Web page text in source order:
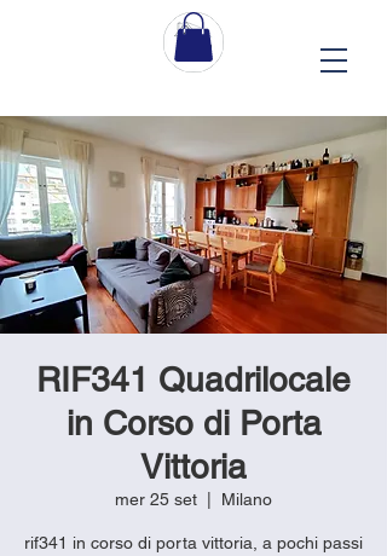
RIF341 Quadrilocale
in Corso di Porta
Vittoria
mer 25 set Milano
rif341 in corso di porta vittoria, a pochi passi